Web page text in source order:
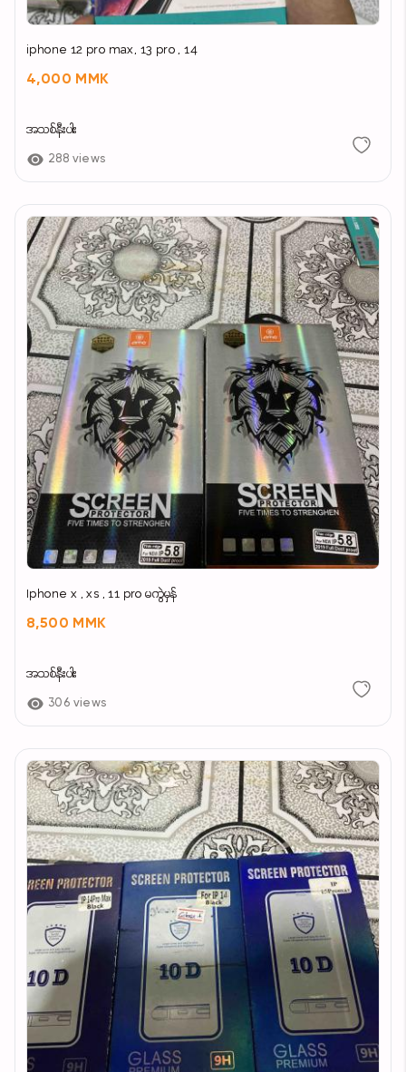
iphone 12 pro max, 13 pro , 14
4,000 MMK
အသစ်နီးပါး
288 views
Iphone x , xs , 11 pro မကွဲမှန်
8,500 MMK
အသစ်နီးပါး
306 views